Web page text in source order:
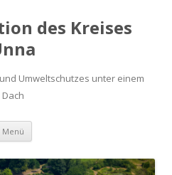
des Kreises
Umweltschutzes unter einem
Dach
Menü Zum
springen